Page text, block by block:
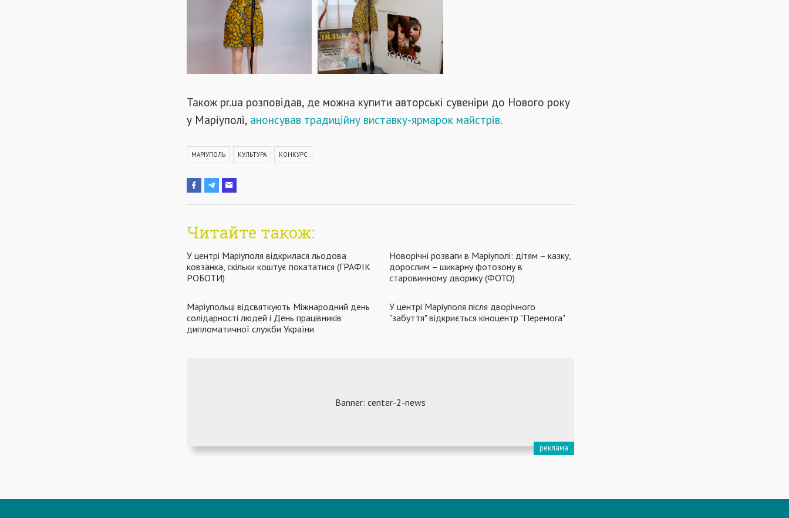
Також pr.ua розповідав, де можна купити авторські сувеніри до Нового року
у Маріуполі, анонсував традиційну виставку-ярмарок майстрів.
МАРІУПОЛЬ КУЛЬТУРА КОНКУРС
Читайте також:
У центрі Маріуполя відкрилася льодова
ковзанка, скільки коштує покататися (ГРАФІК
РОБОТИ)
Новорічні розваги в Маріуполі: дітям – казку,
дорослим – шикарну фотозону в
старовинному дворику (ФОТО)
Маріупольці відсвяткують Міжнародний день
солідарності людей і День працівників
дипломатичної служби України
У центрі Маріуполя після дворічного
"забуття" відкриється кіноцентр "Перемога"